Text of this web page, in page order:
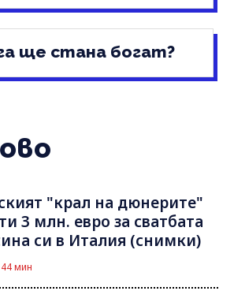
ще стана богат?
"крал на дюнерите"
3 млн. евро за сватбата
си в Италия (снимки)
мин